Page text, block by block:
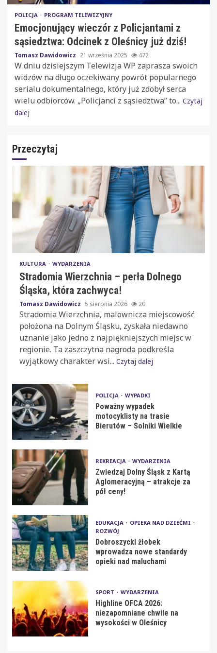
POLICJA PROGRAM TELEWIZYJNY
Emocjonujący wieczór z Policjantami z
sąsiedztwa: Odcinek z Oleśnicy już dziś!
Tomasz Dawidowicz 21 września 2025 472
W dniu dzisiejszym Telewizja WP zaprasza swoich
widzów na długo oczekiwany powrót popularnego
serialu dokumentalnego, który już zdobył serca
wielu odbiorców. „Policjanci z sąsiedztwa” to... Czytaj
dalej
Przeczytaj
KULTURA WYDARZENIA
Stradomia Wierzchnia – perła Dolnego
Śląska, która zachwyca!
Tomasz Dawidowicz 5 sierpnia 2026 20
Stradomia Wierzchnia, malownicza miejscowość
położona na Dolnym Śląsku, zyskała niedawno
uznanie jako jedno z najpiękniejszych miejsc w
regionie. Ta zaszczytna nagroda podkreśla
wyjątkowy charakter wsi... Czytaj dalej
POLICJA WYPADKI
Poważny wypadek
motocyklisty na trasie
Bierutów – Solniki Wielkie
REKREACJA WYDARZENIA
Zwiedzaj Dolny Śląsk z Kartą
Aglomeracyjną – atrakcje za
pół ceny!
EDUKACJA
OPIEKA NAD DZIEĆMI
ROZWÓJ
Dobroszycki żłobek
wprowadza nowe standardy
opieki nad maluchami
SPORT WYDARZENIA
Highline OFCA 2026:
niezapomniane chwile na
wysokości w Oleśnicy